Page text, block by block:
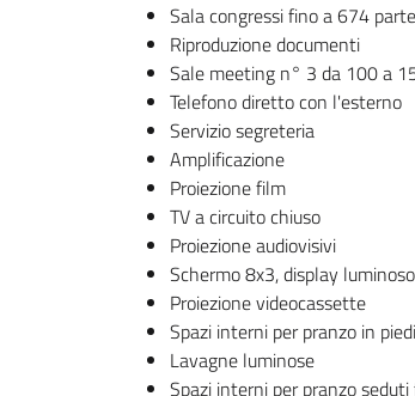
Sala congressi fino a 674
Riproduzione documenti
Sale meeting n° 3 da 100 a
Telefono diretto con l'esterno
Servizio segreteria
Amplificazione
Proiezione film
TV a circuito chiuso
Proiezione audiovisivi
Schermo 8x3, display
Proiezione videocassette
Spazi interni per pranzo in
Lavagne luminose
Spazi interni per pranzo